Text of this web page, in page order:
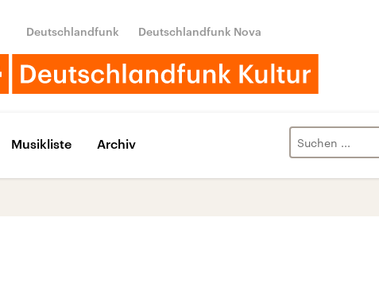
Deutschlandfunk Deutschlandfunk Nova
Musikliste Archiv